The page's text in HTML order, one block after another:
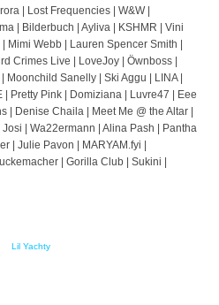
| Lost Frequencies | W&W |
| Bilderbuch | Ayliva | KSHMR | Vini
Mimi Webb | Lauren Spencer Smith |
Crimes Live | LoveJoy | Öwnboss |
Moonchild Sanelly | Ski Aggu | LINA |
| Pretty Pink | Domiziana | Luvre47 | Eee
| Denise Chaila | Meet Me @ the Altar |
| Wa22ermann | Alina Pash | Pantha
| Julie Pavon | MARYAM.fyi |
| Gorilla Club | Sukini |
Lil Yachty